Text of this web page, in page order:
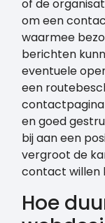
of de
om een
waarmee
berichten
eventuele
een
contactpagina
en goed
bij aan een
vergroot de
contact willen
Hoe